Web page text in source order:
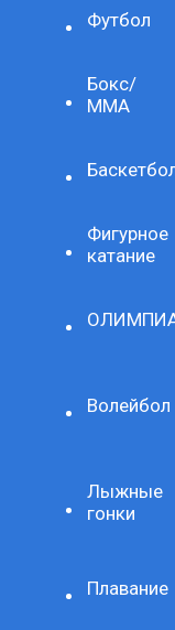
Футбол
Бокс/
ММА
Фигурное
катание
Волейбол
Лыжные
гонки
Плавание